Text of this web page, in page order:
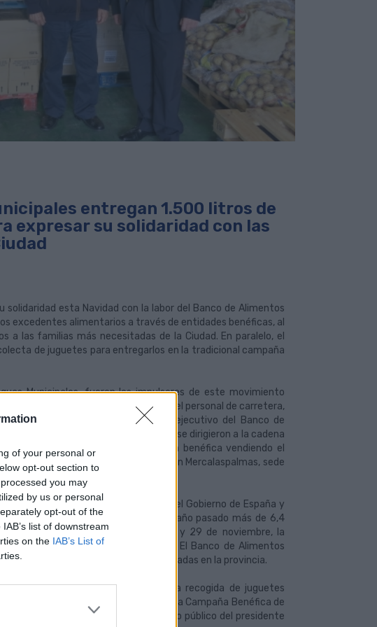
of your personal or
opt-out section to
you may
by us or personal
opt-out of the
list of downstream
on the IAB’s List of
entregan 1.500 litros de
expresar su solidaridad con las
solidaridad esta Navidad con la labor del Banco de Alimentos
excedentes alimentarios a través de entidades benéficas, al
las familias más necesitadas de la Ciudad. En paralelo, el
de juguetes para entregarlos en la tradicional campaña
Municipales, fueron los impulsores de este movimiento
recaudar más de 2.000 euros entre el personal de carretera,
preguntaron al director ejecutivo del Banco de
de la entidad. Tras la consulta, se dirigieron a la cadena
se prestó a colaborar en la acción benéfica vendiendo el
los 1.500 litros hasta la nave 12,4 en Mercalaspalmas, sede
por el Ministerio del Interior del Gobierno de España y
voluntarios, que redistribuyeron el año pasado más de 6,4
de 2014, sólo en los días 28 y 29 de noviembre, la
pequeñas y grandes aportaciones. El Banco de Alimentos
216 entidades e instituciones radicadas en la provincia.
Municipales también realizaron una recogida de juguetes
la Casa de Galicia, organizadora de la Campaña Benéfica de
municipal acudió al llamamiento público del presidente